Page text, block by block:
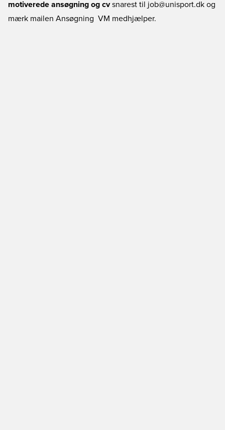
motiverede ansøgning og cvsnarest til job@unisport.dk og
mærk mailen Ansøgning  VM medhjælper.